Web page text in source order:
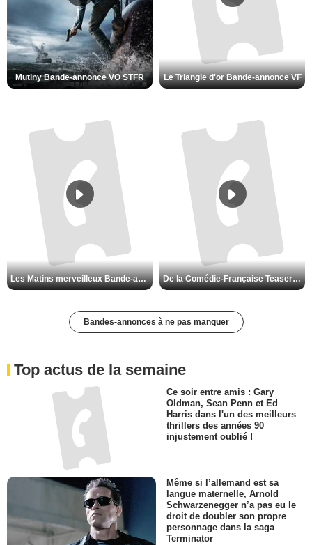
Mutiny Bande-annonce VO STFR Le Triangle d'or Bande-annonce VF
Les Matins merveilleux Bande-annonce VF De la Comédie-Française Teaser VF
Bandes-annonces à ne pas manquer
Top actus de la semaine
Ce soir entre amis : Gary
Oldman, Sean Penn et Ed
Harris dans l'un des meilleurs
thrillers des années 90
injustement oublié !
Même si l’allemand est sa
langue maternelle, Arnold
Schwarzenegger n’a pas eu le
droit de doubler son propre
personnage dans la saga
Terminator